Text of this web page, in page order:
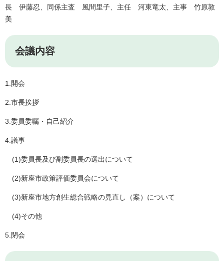
長 伊藤忍、同係主査 風間里子、主任 河東竜太、主事 竹原敦
美
会議内容
1.開会
2.市長挨拶
3.委員委嘱・自己紹介
4.議事
(1)委員長及び副委員長の選出について
(2)新座市政策評価委員会について
(3)新座市地方創生総合戦略の見直し（案）について
(4)その他
5.閉会